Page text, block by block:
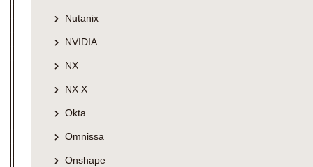
Nutanix
NVIDIA
NX
NX X
Okta
Omnissa
Onshape